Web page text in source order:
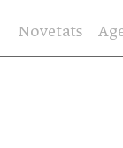
Novetats